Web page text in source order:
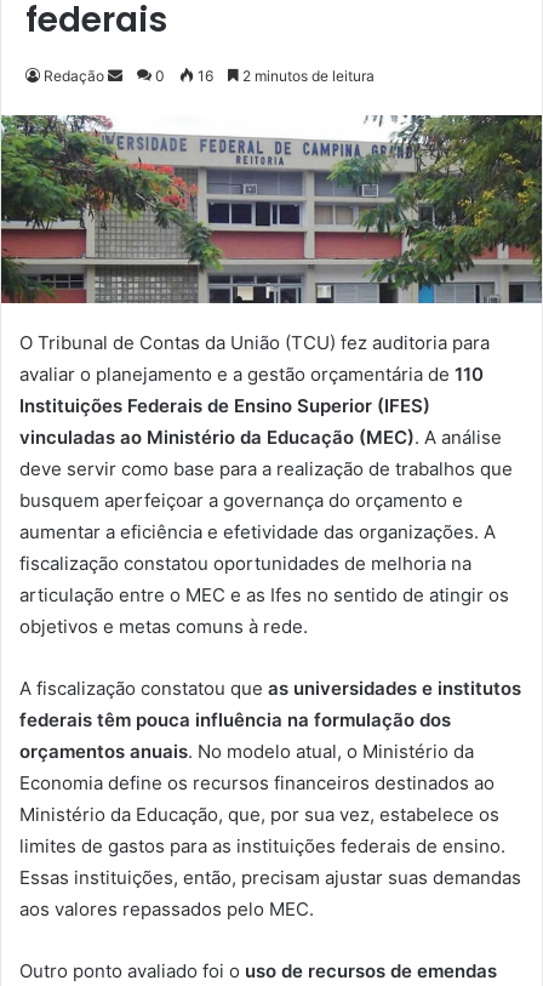
federais
Redação
n
d
e
u
m
e
-
m
a
0 16 2 minutos de leitura
O Tribunal de Contas da União (TCU) fez auditoria para
avaliar o planejamento e a gestão orçamentária de 110
Instituições Federais de Ensino Superior (IFES)
vinculadas ao Ministério da Educação (MEC). A análise
deve servir como base para a realização de trabalhos que
busquem aperfeiçoar a governança do orçamento e
aumentar a eficiência e efetividade das organizações. A
fiscalização constatou oportunidades de melhoria na
articulação entre o MEC e as Ifes no sentido de atingir os
objetivos e metas comuns à rede.
A fiscalização constatou que as universidades e institutos
federais têm pouca influência na formulação dos
orçamentos anuais. No modelo atual, o Ministério da
Economia define os recursos financeiros destinados ao
Ministério da Educação, que, por sua vez, estabelece os
limites de gastos para as instituições federais de ensino.
Essas instituições, então, precisam ajustar suas demandas
aos valores repassados pelo MEC.
Outro ponto avaliado foi o uso de recursos de emendas